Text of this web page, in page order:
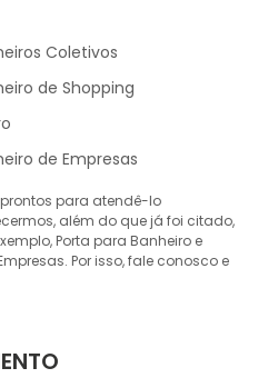
Coletivos
de Shopping
de Empresas
para atendê-lo
além do que já foi citado,
Porta para Banheiro e
Por isso, fale conosco e